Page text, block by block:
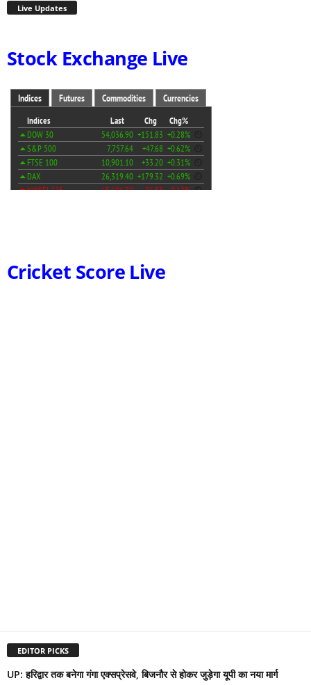
Live Updates
Stock Exchange Live
Cricket Score Live
EDITOR PICKS
UP: हरिद्वार तक बनेगा गंगा एक्सप्रेसवे, बिजनौर से होकर जुड़ेगा यूपी का नया मार्ग